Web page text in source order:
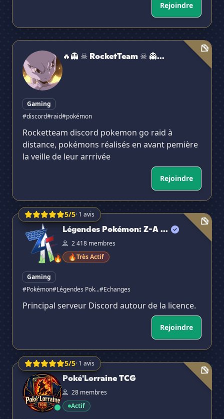
Rejoindre
🔥👻 ☠ RocketTeam ☠ 👻- Pokémon Go
🔥👻 ☠ RocketTeam ☠ 👻...
Gaming
#discord#raid#pokémon
Rocketteam discord pokemon go raid à
distance, pokémons réalisés en avant pemière
la veille de leur arrrivée
Rejoindre
5/5· 1 avis
Légendes Pokémon: Z-A [FR]
🔥
Légendes Pokémon: Z-A ...
2 418 membres
🔥Très Actif
Gaming
#Pokémon#Légendes Pok...#Echanges
Principal serveur Discord autour de la licence.
Rejoindre
5/5· 1 avis
Poké'Lorraine TCG
Poké'Lorraine TCG
28 membres
Actif